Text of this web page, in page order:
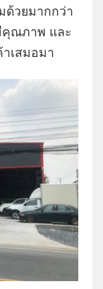
ด้วยมากกว่า
คุณภาพ และ
เสมอมา